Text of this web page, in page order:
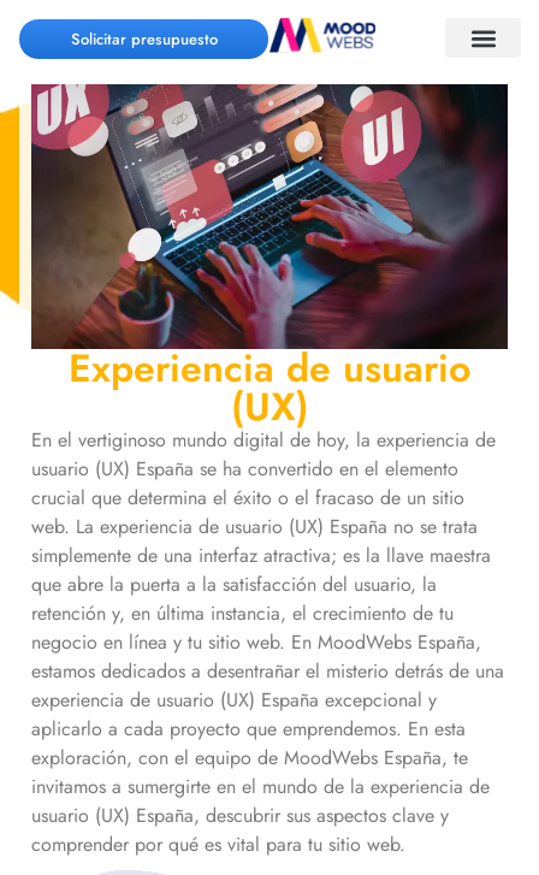
Solicitar presupuesto
Experiencia de usuario
(UX)
En el vertiginoso mundo digital de hoy, la experiencia de
usuario (UX) España se ha convertido en el elemento
crucial que determina el éxito o el fracaso de un sitio
web. La experiencia de usuario (UX) España no se trata
simplemente de una interfaz atractiva; es la llave maestra
que abre la puerta a la satisfacción del usuario, la
retención y, en última instancia, el crecimiento de tu
negocio en línea y tu sitio web. En MoodWebs España,
estamos dedicados a desentrañar el misterio detrás de una
experiencia de usuario (UX) España excepcional y
aplicarlo a cada proyecto que emprendemos. En esta
exploración, con el equipo de MoodWebs España, te
invitamos a sumergirte en el mundo de la experiencia de
usuario (UX) España, descubrir sus aspectos clave y
comprender por qué es vital para tu sitio web.